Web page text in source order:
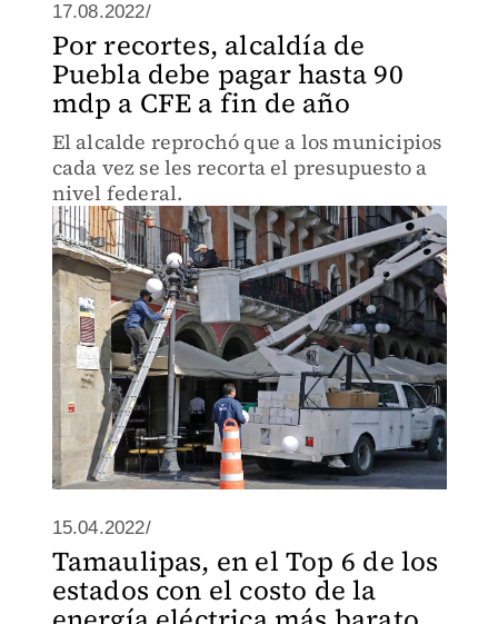
17.08.2022/
Por recortes, alcaldía de
Puebla debe pagar hasta 90
mdp a CFE a fin de año
El alcalde reprochó que a los municipios
cada vez se les recorta el presupuesto a
nivel federal.
15.04.2022/
Tamaulipas, en el Top 6 de los
estados con el costo de la